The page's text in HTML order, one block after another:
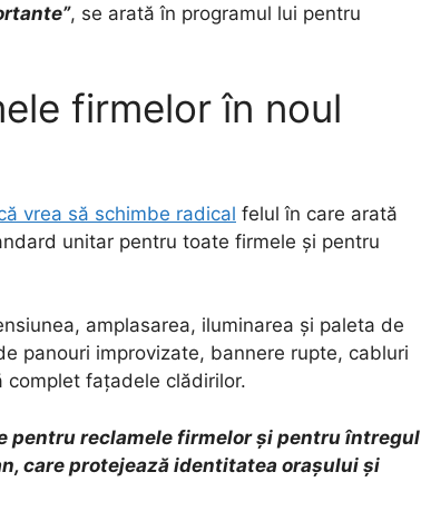
, se arată în programul lui pentru
firmelor în noul
vrea să schimbe radical felul în care arată
unitar pentru toate firmele și pentru
amplasarea, iluminarea și paleta de
panouri improvizate, bannere rupte, cabluri
complet fațadele clădirilor.
pentru reclamele firmelor și pentru întregul
care protejează identitatea orașului și